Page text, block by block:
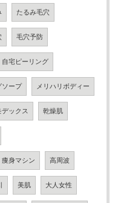
たるみ毛穴
毛穴予防
自宅ピーリング
ソープ メリハリボディー
デックス 乾燥肌
痩身マシン 高周波
美肌 大人女性